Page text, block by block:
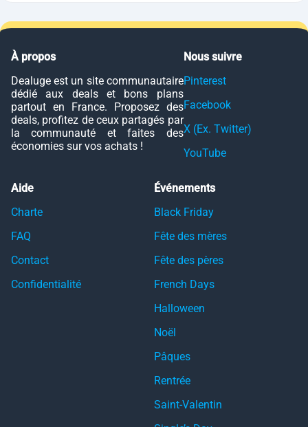
À propos
Dealuge est un site communautaire
dédié aux deals et bons plans
partout en France. Proposez des
deals, profitez de ceux partagés par
la communauté et faites des
économies sur vos achats !
Nous suivre
Pinterest
Facebook
X (Ex. Twitter)
YouTube
Aide
Charte
FAQ
Contact
Confidentialité
Événements
Black Friday
Fête des mères
Fête des pères
French Days
Halloween
Noël
Pâques
Rentrée
Saint-Valentin